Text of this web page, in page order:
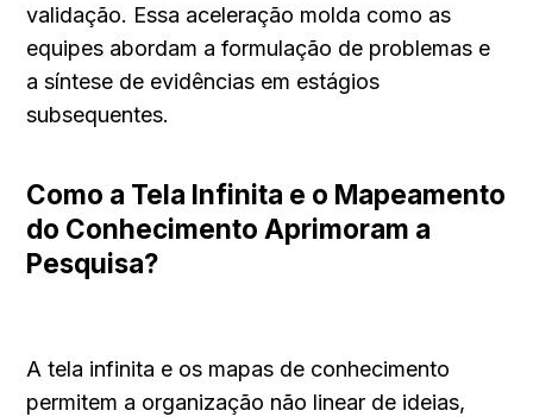
validação. Essa aceleração molda como as
equipes abordam a formulação de problemas e
a síntese de evidências em estágios
subsequentes.
Como a Tela Infinita e o Mapeamento
do Conhecimento Aprimoram a
Pesquisa?
A tela infinita e os mapas de conhecimento
permitem a organização não linear de ideias,